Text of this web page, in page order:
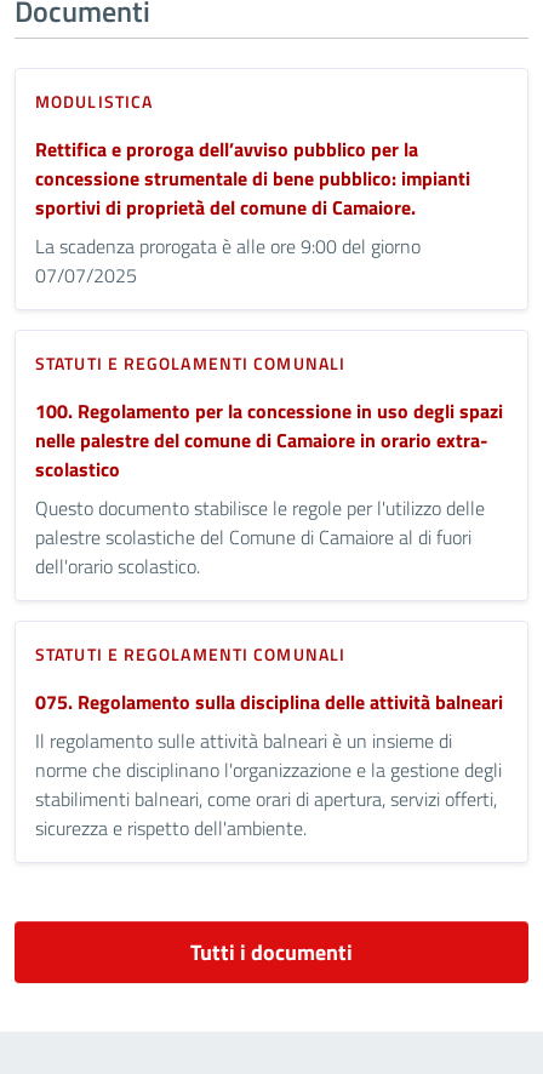
Documenti
MODULISTICA
Rettifica e proroga dell’avviso pubblico per la
concessione strumentale di bene pubblico: impianti
sportivi di proprietà del comune di Camaiore.
La scadenza prorogata è alle ore 9:00 del giorno
07/07/2025
STATUTI E REGOLAMENTI COMUNALI
100. Regolamento per la concessione in uso degli spazi
nelle palestre del comune di Camaiore in orario extra-
scolastico
Questo documento stabilisce le regole per l'utilizzo delle
palestre scolastiche del Comune di Camaiore al di fuori
dell'orario scolastico.
STATUTI E REGOLAMENTI COMUNALI
075. Regolamento sulla disciplina delle attività balneari
Il regolamento sulle attività balneari è un insieme di
norme che disciplinano l'organizzazione e la gestione degli
stabilimenti balneari, come orari di apertura, servizi offerti,
sicurezza e rispetto dell'ambiente.
Tutti i documenti